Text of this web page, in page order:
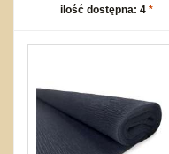
ilość dostępna: 4 *